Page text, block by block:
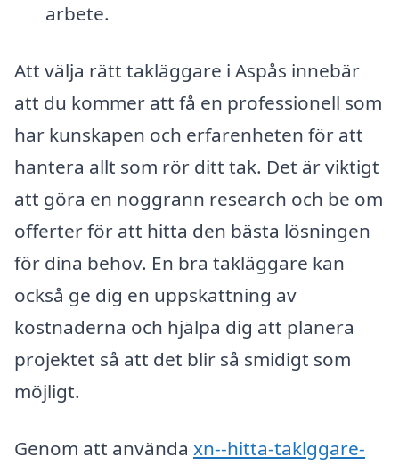
arbete.
Att välja rätt takläggare i Aspås innebär
att du kommer att få en professionell som
har kunskapen och erfarenheten för att
hantera allt som rör ditt tak. Det är viktigt
att göra en noggrann research och be om
offerter för att hitta den bästa lösningen
för dina behov. En bra takläggare kan
också ge dig en uppskattning av
kostnaderna och hjälpa dig att planera
projektet så att det blir så smidigt som
möjligt.
Genom att använda xn--hitta-taklggare-